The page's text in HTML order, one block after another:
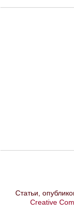
Статьи,
Creative